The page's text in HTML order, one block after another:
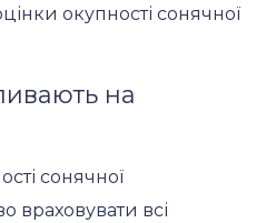
окупності сонячної
на
сонячної
враховувати всі